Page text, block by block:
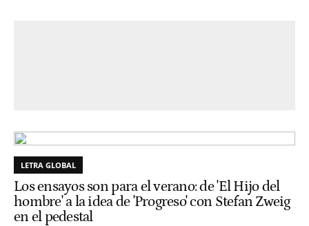
LETRA GLOBAL
Los ensayos son para el verano: de 'El Hijo del
hombre' a la idea de 'Progreso' con Stefan Zweig
en el pedestal